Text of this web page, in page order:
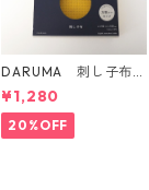
DARUMA 刺し子布
方眼ガイドタイプ Co
l.4 カラシ
¥1,280
20%OFF